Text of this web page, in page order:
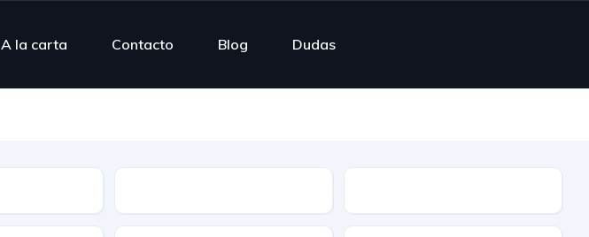
A la carta Contacto Blog Dudas